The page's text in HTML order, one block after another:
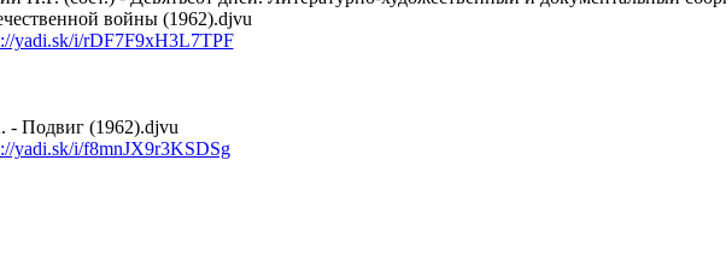
войны (1962).djvu
yadi.sk/i/rDF7F9xH3L7TPF
Подвиг (1962).djvu
yadi.sk/i/f8mnJX9r3KSDSg